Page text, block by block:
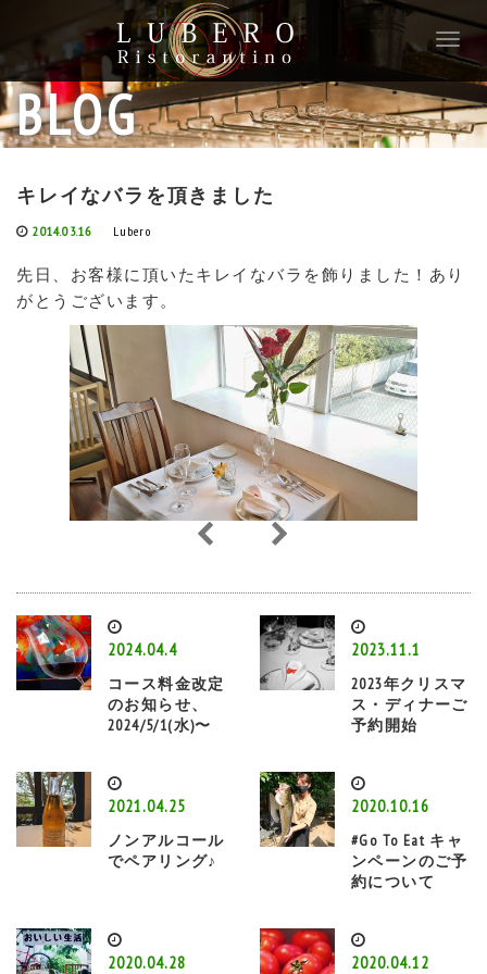
T
o
g
g
l
g
BLOG
キレイなバラを頂きました
2014.03.16 Lubero
先日、お客様に頂いたキレイなバラを飾りました！あり
がとうございます。
2024.04.4
コース料金改定
のお知らせ、
2024/5/1(水)〜
2023.11.1
2023年クリスマ
ス・ディナーご
予約開始
2021.04.25
ノンアルコール
でペアリング♪
2020.10.16
#Go To Eat キャ
ンペーンのご予
約について
2020.04.28 2020.04.12